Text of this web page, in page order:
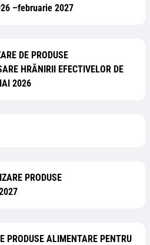
–februarie 2027
DE PRODUSE
HRĂNIRII EFECTIVELOR DE
2026
PRODUSE
PRODUSE ALIMENTARE PENTRU